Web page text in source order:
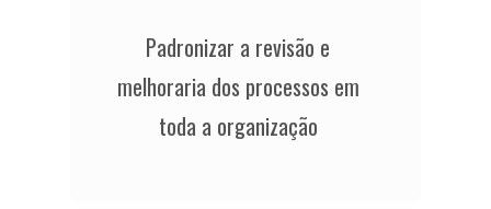
Padronizar a revisão e
melhoraria dos processos em
toda a organização